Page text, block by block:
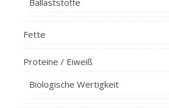
Ballaststoffe
Fette
Proteine / Eiweiß
Biologische Wertigkeit